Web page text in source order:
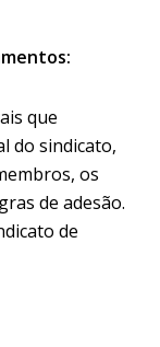
que
do sindicato,
os
de adesão.
de